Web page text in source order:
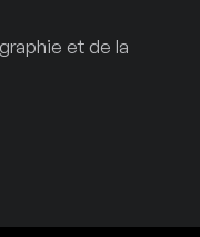
et de la